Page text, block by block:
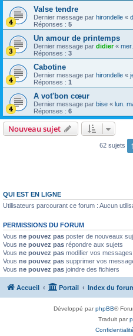
Valse tendre
Dernier message par hirondelle «
Réponses : 5
Un amour de printemps
Dernier message par didier«
Réponses : 3
Cabotine
Dernier message par hirondelle «
Réponses : 1
A vot'bon cœur
Dernier message par bise « lun.
Réponses : 6
Nouveau sujet
62 sujets 1
QUI EST EN LIGNE
Utilisateurs parcourant ce forum : Aucun
PERMISSIONS DU FORUM
Vous ne pouvez pas poster de nouveaux
Vous ne pouvez pas répondre aux sujets
Vous ne pouvez pas modifier vos messages
Vous ne pouvez pas supprimer vos
Vous ne pouvez pas joindre des fichiers
Accueil Portail Index du
Développé parphpBB®
Traduit par
Confidentialité